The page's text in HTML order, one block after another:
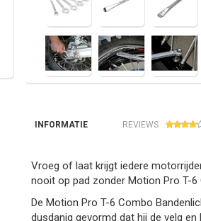
INFORMATIE REVIEWS
Vroeg of laat krijgt iedere
nooit op pad zonder Motion Pro T-6
De Motion Pro T-6 Combo
dusdanig gevormd dat hij de velg